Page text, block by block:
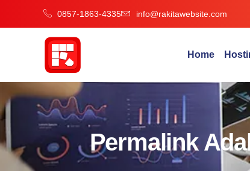
0857-1863-4335 info@rakitawebsite.com
Home
Permalink